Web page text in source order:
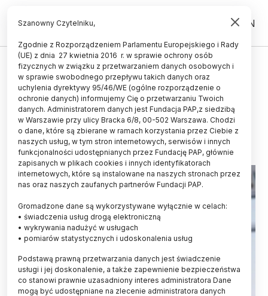
PL EN
HISTORIA I KULTURA
Rocznica Powstania Styczniowego
w internecie
19.12.2012
aktualizacja: 19.12.2012
2 minuty czytania
Szanowny Czytelniku,
Zgodnie z Rozporządzeniem Parlamentu Europejskiego i Rady
(UE) z dnia 27 kwietnia 2016 r. w sprawie ochrony osób
fizycznych w związku z przetwarzaniem danych osobowych i
w sprawie swobodnego przepływu takich danych oraz
uchylenia dyrektywy 95/46/WE (ogólne rozporządzenie o
ochronie danych) informujemy Cię o przetwarzaniu Twoich
danych. Administratorem danych jest Fundacja PAP,z siedzibą
w Warszawie przy ulicy Bracka 6/8, 00-502 Warszawa. Chodzi
o dane, które są zbierane w ramach korzystania przez Ciebie z
naszych usług, w tym stron internetowych, serwisów i innych
funkcjonalności udostępnianych przez Fundację PAP, głównie
zapisanych w plikach cookies i innych identyfikatorach
internetowych, które są instalowane na naszych stronach przez
nas oraz naszych zaufanych partnerów Fundacji PAP.
Gromadzone dane są wykorzystywane wyłącznie w celach:
• świadczenia usług drogą elektroniczną
• wykrywania nadużyć w usługach
• pomiarów statystycznych i udoskonalenia usług
Podstawą prawną przetwarzania danych jest świadczenie
usługi i jej doskonalenie, a także zapewnienie bezpieczeństwa
co stanowi prawnie uzasadniony interes administratora Dane
mogą być udostępniane na zlecenie administratora danych